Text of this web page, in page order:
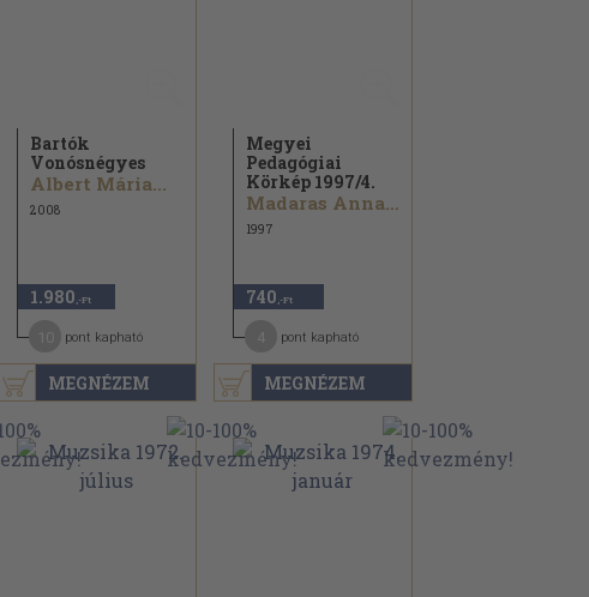
MEGNÉZEM
Bartók
Vonósnégyes
Albert Mária...
2008
1.980 ,-Ft
pont kapható
MEGNÉZEM
Megyei
Pedagógiai
Körkép 1997/4.
Madaras Annamária...
1997
740 ,-Ft
pont kapható